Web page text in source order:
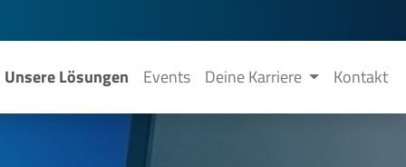
Unsere Lösungen Events Deine Karriere Kontakt